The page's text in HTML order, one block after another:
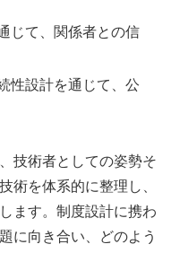
じて、関係者との信
性設計を通じて、公
技術者としての姿勢そ
術を体系的に整理し、
ます。制度設計に携わ
に向き合い、どのよう